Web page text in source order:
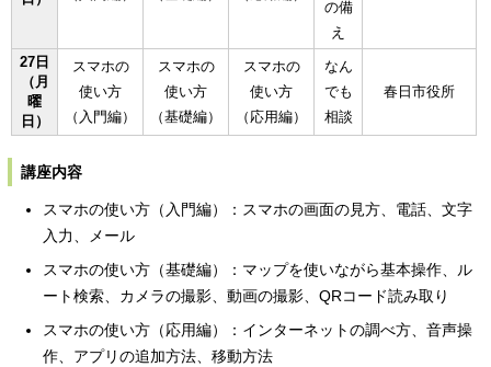
の備
え
27日
（月
曜
日）
スマホの
使い方
（入門編）
スマホの
使い方
（基礎編）
スマホの
使い方
（応用編）
なん
でも
相談
春日市役所
講座内容
スマホの使い方（入門編）：スマホの画面の見方、電話、文字
入力、メール
スマホの使い方（基礎編）：マップを使いながら基本操作、ル
ート検索、カメラの撮影、動画の撮影、QRコード読み取り
スマホの使い方（応用編）：インターネットの調べ方、音声操
作、アプリの追加方法、移動方法